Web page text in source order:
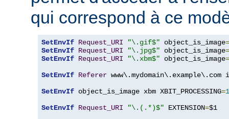
qui correspond à ce
SetEnvIf Request_URI "\.gif$" object_is_image=
SetEnvIf Request_URI "\.jpg$" object_is_image=
SetEnvIf Request_URI "\.xbm$" object_is_image=
SetEnvIf Referer
SetEnvIf object_is_image xbm XBIT_PROCESSING=1
SetEnvIf Request_URI "\.(.*)$" EXTENSION=$1